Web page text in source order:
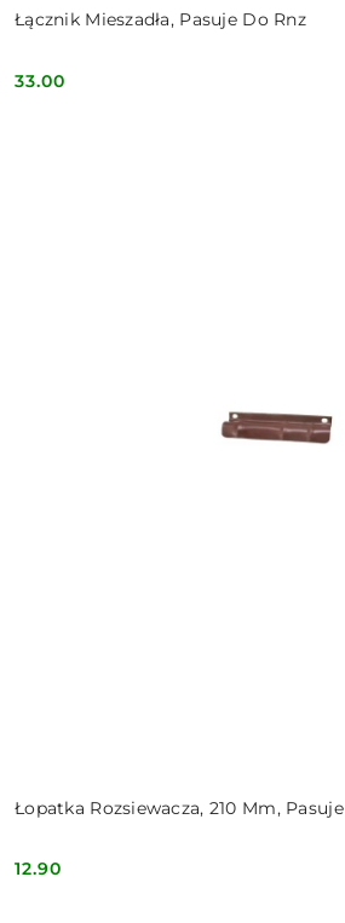
Łącznik Mieszadła, Pasuje Do Rnz
Cena:
33.00
Łopatka Rozsiewacza, 210 Mm,
Cena:
12.90